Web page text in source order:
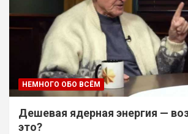
НЕМНОГО ОБО ВСЁМ
Дешевая ядерная энергия —
это?